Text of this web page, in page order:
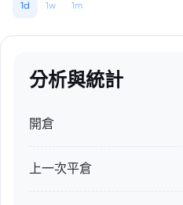
1d 1w 1m
分析與統計
開倉
上一次平倉